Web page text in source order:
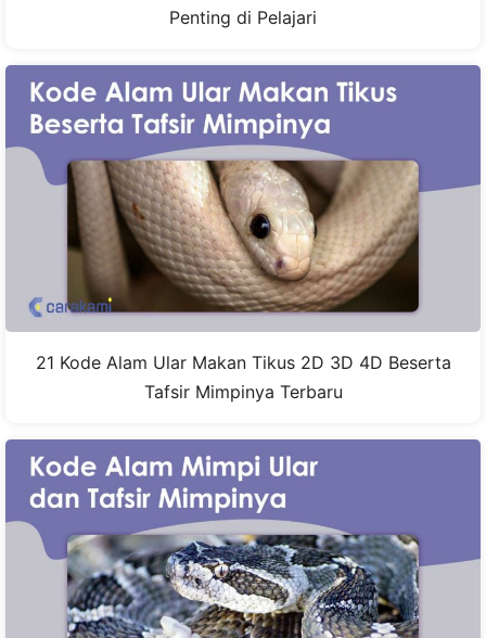
Penting di Pelajari
21 Kode Alam Ular Makan Tikus 2D 3D 4D Beserta
Tafsir Mimpinya Terbaru